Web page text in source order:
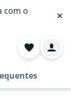
com o